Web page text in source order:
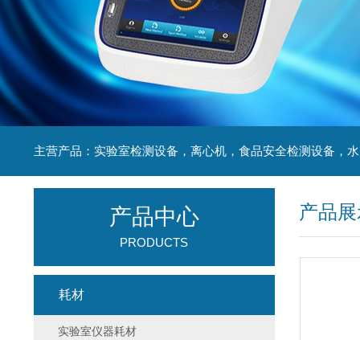
产品
产品中心
PRODUCTS
耗材
实验室仪器耗材